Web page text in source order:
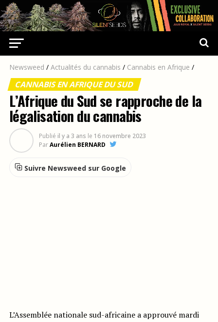
Newsweed / Actualités du cannabis / Cannabis en Afrique /
CANNABIS EN AFRIQUE DU SUD
L’Afrique du Sud se rapproche de la
légalisation du cannabis
Publié il y a 3 ans le 16 novembre 2023
ParAurélien BERNARD
Suivre Newsweed sur Google
L’Assemblée nationale sud-africaine a approuvé mardi